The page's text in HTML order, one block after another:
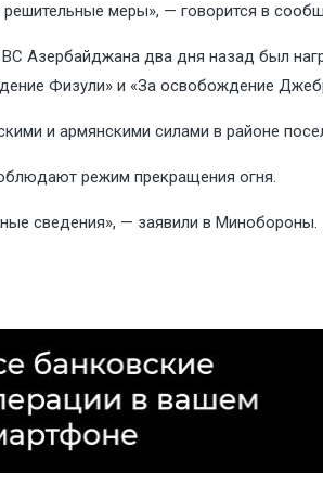
меры», — говорится в
Азербайджана два дня назад был
Физули» и «За освобождение
и армянскими силами в районе
режим прекращения огня.
сведения», — заявили в Минобороны.